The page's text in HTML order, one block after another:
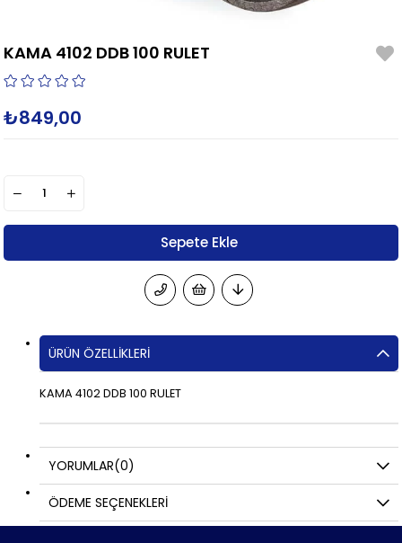
KAMA 4102 DDB 100 RULET
₺849,00
ÜRÜN ÖZELLIKLERI
KAMA 4102 DDB 100 RULET
YORUMLAR(0)
ÖDEME SEÇENEKLERI